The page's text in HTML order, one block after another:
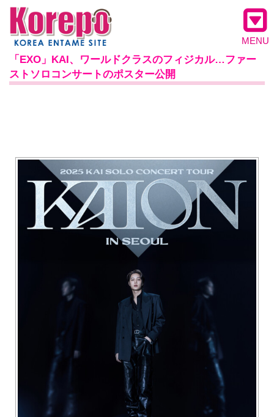
MENU
「EXO」KAI、ワールドクラスのフィジカル…ファー
ストソロコンサートのポスター公開